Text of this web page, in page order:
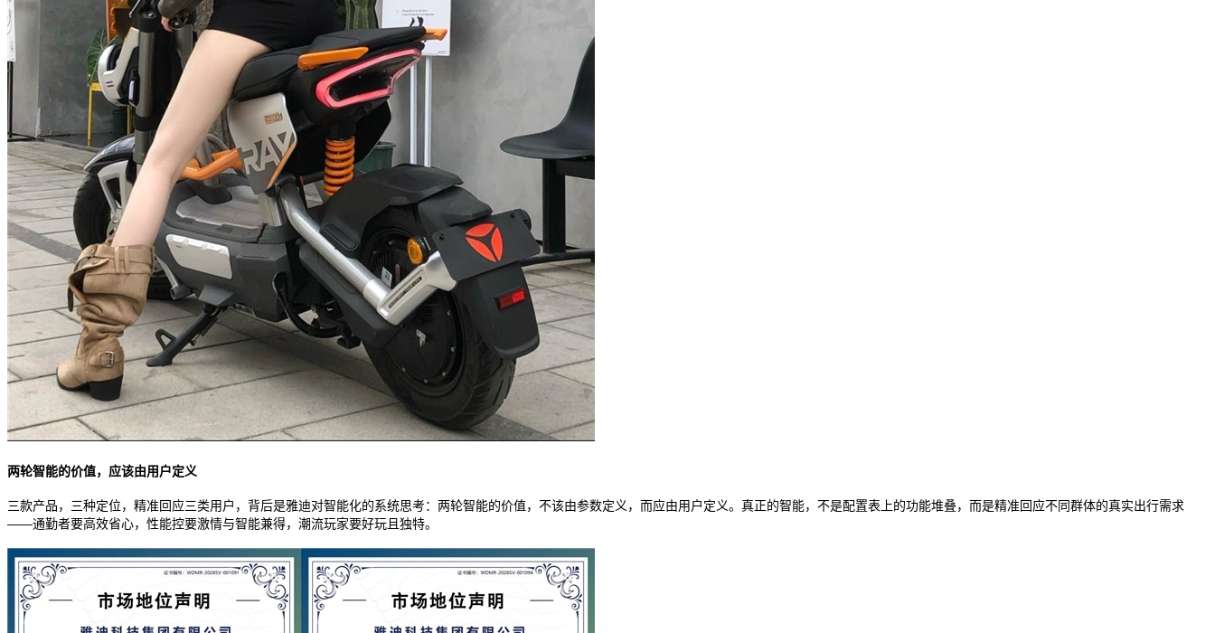
两轮智能的价值，应该由用户定义
三款产品，三种定位，精准回应三类用户，背后是雅迪对智能化的系统思考：两轮智能的价值，不该由参数定义，而应由用户定义。真正的智能，不是配置表上的功能堆叠，而是精准回应不同群体的真实出行需求
——通勤者要高效省心，性能控要激情与智能兼得，潮流玩家要好玩且独特。